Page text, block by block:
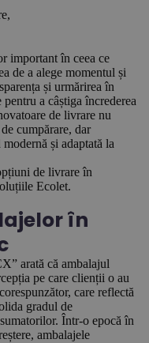
important în ceea ce
de a alege momentul și
și urmărirea în
a câștiga încrederea
de livrare nu
cumpărare, dar
și adaptată la
de livrare în
Ecolet.
în
arată că ambalajul
pe care clienții o au
care reflectă
gradul de
Într-o epocă în
ambalajele